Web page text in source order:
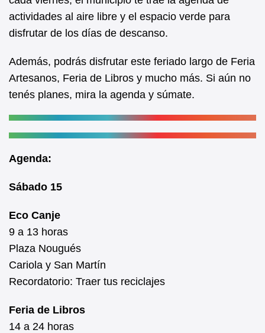
o
o
k
p
p
actividades al aire libre y el espacio verde para
disfrutar de los días de descanso.
Además, podrás disfrutar este feriado largo de Feria
Artesanos, Feria de Libros y mucho más. Si aún no
tenés planes, mira la agenda y súmate.
Agenda:
Sábado 15
Eco Canje
9 a 13 horas
Plaza Nougués
Cariola y San Martín
Recordatorio: Traer tus reciclajes
Feria de Libros
14 a 24 horas